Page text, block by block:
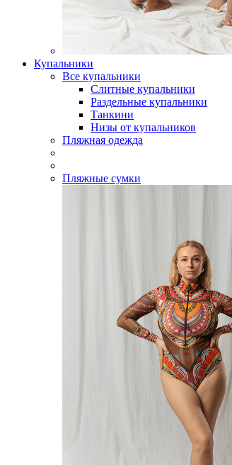
Купальники
Все купальники
Слитные купальники
Раздельные купальники
Танкини
Низы от купальников
Пляжная одежда
Пляжные сумки